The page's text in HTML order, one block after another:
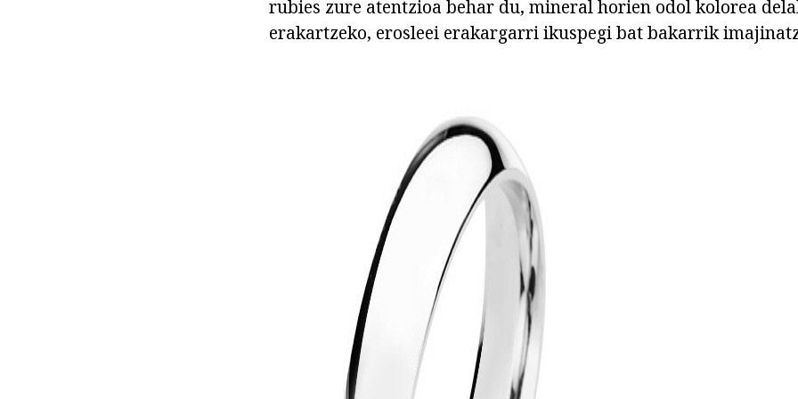
rubies zure atentzioa behar du, mineral horien odol kolorea
erakartzeko, erosleei erakargarri ikuspegi bat bakarrik